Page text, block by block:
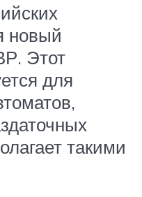
новый
Этот
для
такими